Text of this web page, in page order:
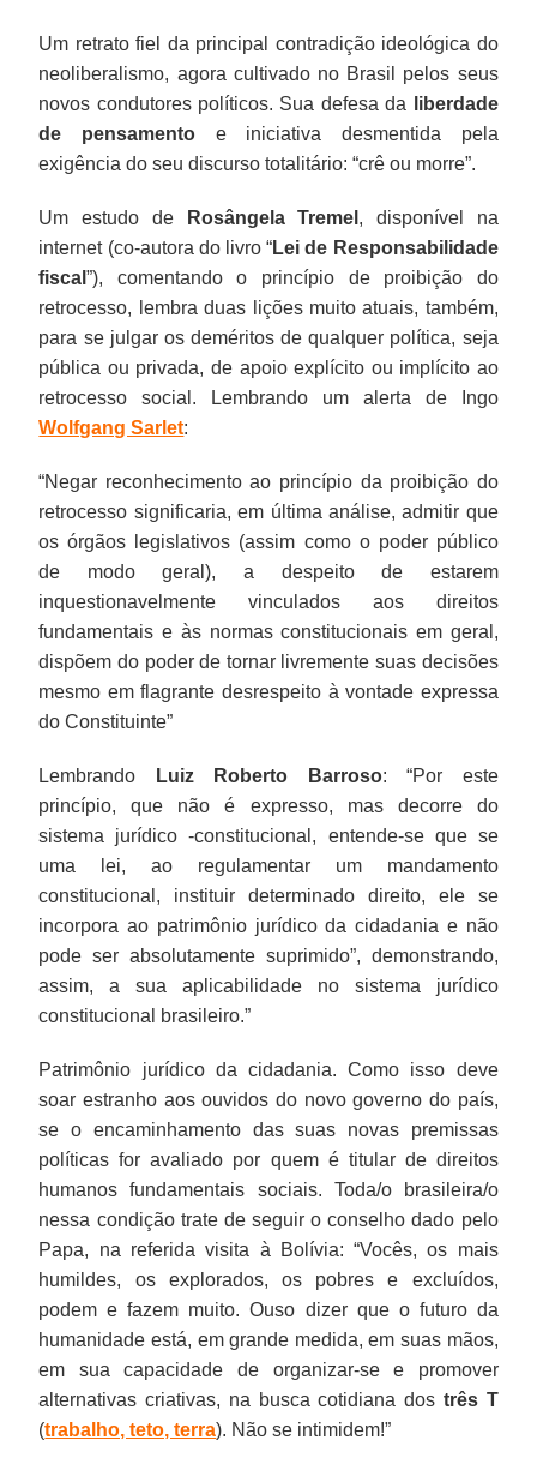
Um retrato fiel da principal contradição ideológica do
neoliberalismo, agora cultivado no Brasil pelos seus
novos condutores políticos. Sua defesa da
liberdade
de pensamento e iniciativa desmentida pela
exigência do seu discurso totalitário: “crê ou morre”.
Um estudo de Rosângela Tremel , disponível na
internet (co-autora do livro “Lei de Responsabilidade
fiscal”), comentando o princípio de proibição do
retrocesso, lembra duas lições muito atuais, também,
para se julgar os deméritos de qualquer política, seja
pública ou privada, de apoio explícito ou implícito ao
retrocesso social. Lembrando um alerta de Ingo
Wolfgang Sarlet:
“Negar reconhecimento ao princípio da proibição do
retrocesso significaria, em última análise, admitir que
os órgãos legislativos (assim como o poder público
de modo geral), a despeito de estarem
inquestionavelmente vinculados aos direitos
fundamentais e às normas constitucionais em geral,
dispõem do poder de tornar livremente suas decisões
mesmo em flagrante desrespeito à vontade expressa
do Constituinte”
Lembrando Luiz Roberto Barroso: “Por este
princípio, que não é expresso, mas decorre do
sistema jurídico -constitucional, entende-se que se
uma lei, ao regulamentar um mandamento
constitucional, instituir determinado direito, ele se
incorpora ao patrimônio jurídico da cidadania e não
pode ser absolutamente suprimido”, demonstrando,
assim, a sua aplicabilidade no sistema jurídico
constitucional brasileiro.”
Patrimônio jurídico da cidadania. Como isso deve
soar estranho aos ouvidos do novo governo do país,
se o encaminhamento das suas novas premissas
políticas for avaliado por quem é titular de direitos
humanos fundamentais sociais. Toda/o brasileira/o
nessa condição trate de seguir o conselho dado pelo
Papa, na referida visita à Bolívia: “Vocês, os mais
humildes, os explorados, os pobres e excluídos,
podem e fazem muito. Ouso dizer que o futuro da
humanidade está, em grande medida, em suas mãos,
em sua capacidade de organizar-se e promover
alternativas criativas, na busca cotidiana dos três T
(trabalho, teto, terra). Não se intimidem!”